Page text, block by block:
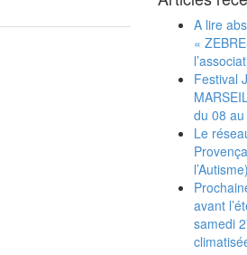
A lire
«
Festival
du 08
Le
l’Autisme)
avant
samedi